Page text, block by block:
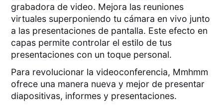
grabadora de video. Mejora las reuniones
virtuales superponiendo tu cámara en vivo junto
a las presentaciones de pantalla. Este efecto en
capas permite controlar el estilo de tus
presentaciones con un toque personal.
Para revolucionar la videoconferencia, Mmhmm
ofrece una manera nueva y mejor de presentar
diapositivas, informes y presentaciones.